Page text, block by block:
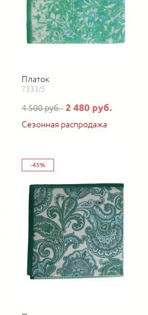
Платок
7333/5
4 500 руб. 2 480 руб.
Сезонная распродажа
-45%